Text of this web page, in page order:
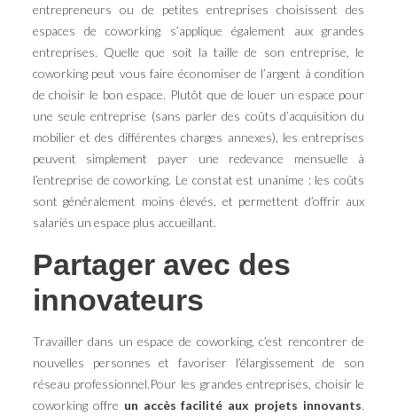
entrepreneurs ou de petites entreprises choisissent des
espaces de coworking s’applique également aux grandes
entreprises. Quelle que soit la taille de son entreprise, le
coworking peut vous faire économiser de l’argent à condition
de choisir le bon espace. Plutôt que de louer un espace pour
une seule entreprise (sans parler des coûts d’acquisition du
mobilier et des différentes charges annexes), les entreprises
peuvent simplement payer une redevance mensuelle à
l’entreprise de coworking. Le constat est unanime : les coûts
sont généralement moins élevés, et permettent d’offrir aux
salariés un espace plus accueillant.
Partager avec des
innovateurs
Travailler dans un espace de coworking, c’est rencontrer de
nouvelles personnes et favoriser l’élargissement de son
réseau professionnel.Pour les grandes entreprises, choisir le
coworking offre un accès facilité aux projets innovants.